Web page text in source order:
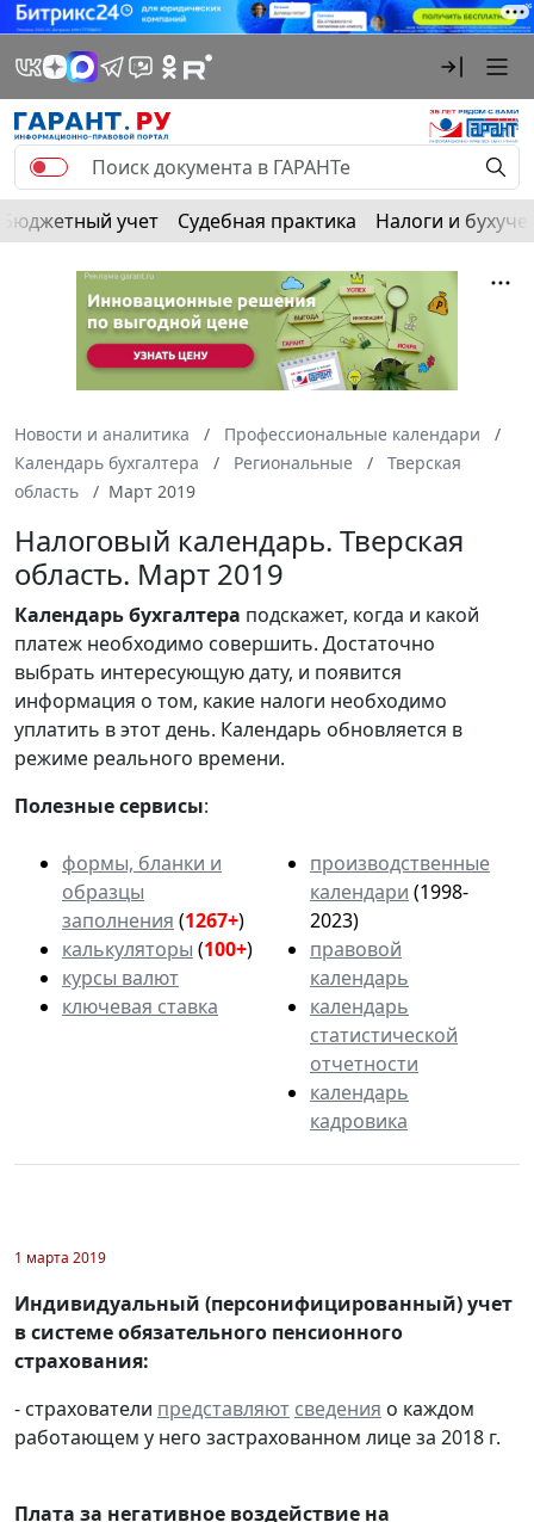
Бюджетный учет Судебная практика Налоги и
Новости и аналитика
Профессиональные календари
Календарь бухгалтера
Региональные
Тверская
область
Март 2019
Налоговый календарь. Тверская
область. Март 2019
Календарьбухгалтера подскажет, когда и какой
платеж необходимо совершить. Достаточно
выбрать интересующую дату, и появится
информация о том, какие налоги необходимо
уплатить в этот день. Календарь обновляется в
режиме реального времени.
Полезные сервисы:
формы, бланки и
образцы
заполнения (1267+)
калькуляторы (100+)
курсы валют
ключевая ставка
производственные
календари (1998-
2023)
правовой
календарь
календарь
статистической
отчетности
календарь
кадровика
1 марта 2019
Индивидуальный (персонифицированный) учет
в системе обязательного пенсионного
страхования:
- страхователи представляют сведения о каждом
работающем у него застрахованном лице за 2018 г.
Плата за негативное воздействие на